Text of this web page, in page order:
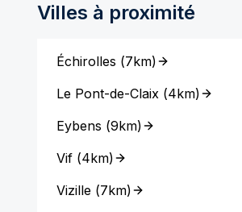
Villes à proximité
Échirolles (7km)
Le Pont-de-Claix(4km)
Eybens (9km)
Vif(4km)
Vizille(7km)